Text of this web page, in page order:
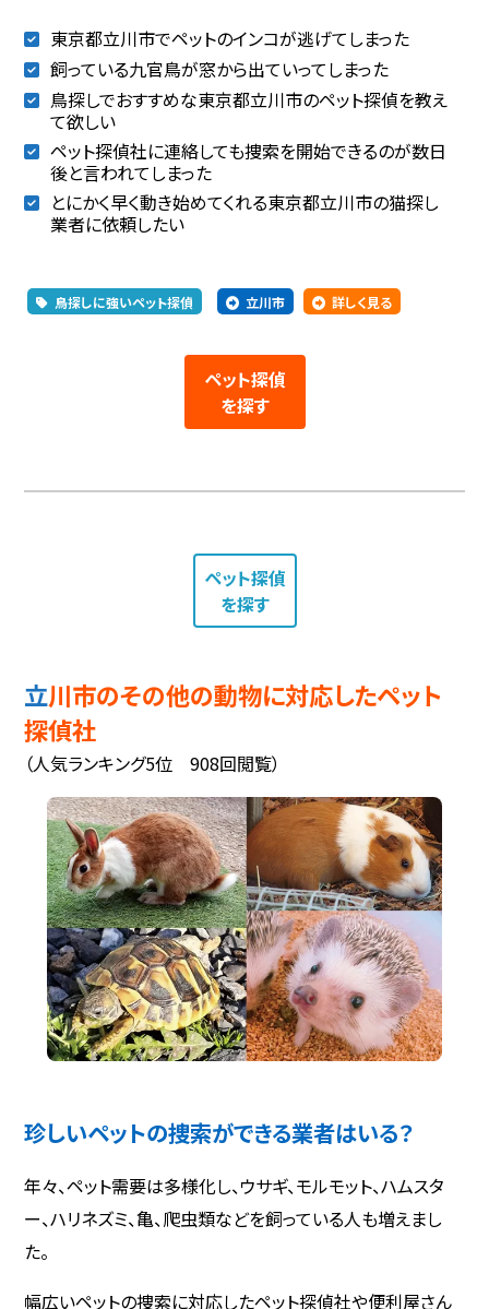
東京都立川市でペットのインコが逃げてしまった
飼っている九官鳥が窓から出ていってしまった
鳥探しでおすすめな東京都立川市のペット探偵を教え
て欲しい
ペット探偵社に連絡しても捜索を開始できるのが数日
後と言われてしまった
とにかく早く動き始めてくれる東京都立川市の猫探し
業者に依頼したい
鳥探しに強いペット探偵 立川市 詳しく見る
ペット探偵
を探す
ペット探偵
を探す
立川市のその他の動物に対応したペット
探偵社
（人気ランキング5位 908回閲覧）
珍しいペットの捜索ができる業者はいる？
年々、ペット需要は多様化し、ウサギ、モルモット、ハムスタ
ー、ハリネズミ、亀、爬虫類などを飼っている人も増えまし
た。
幅広いペットの捜索に対応したペット探偵社や便利屋さん